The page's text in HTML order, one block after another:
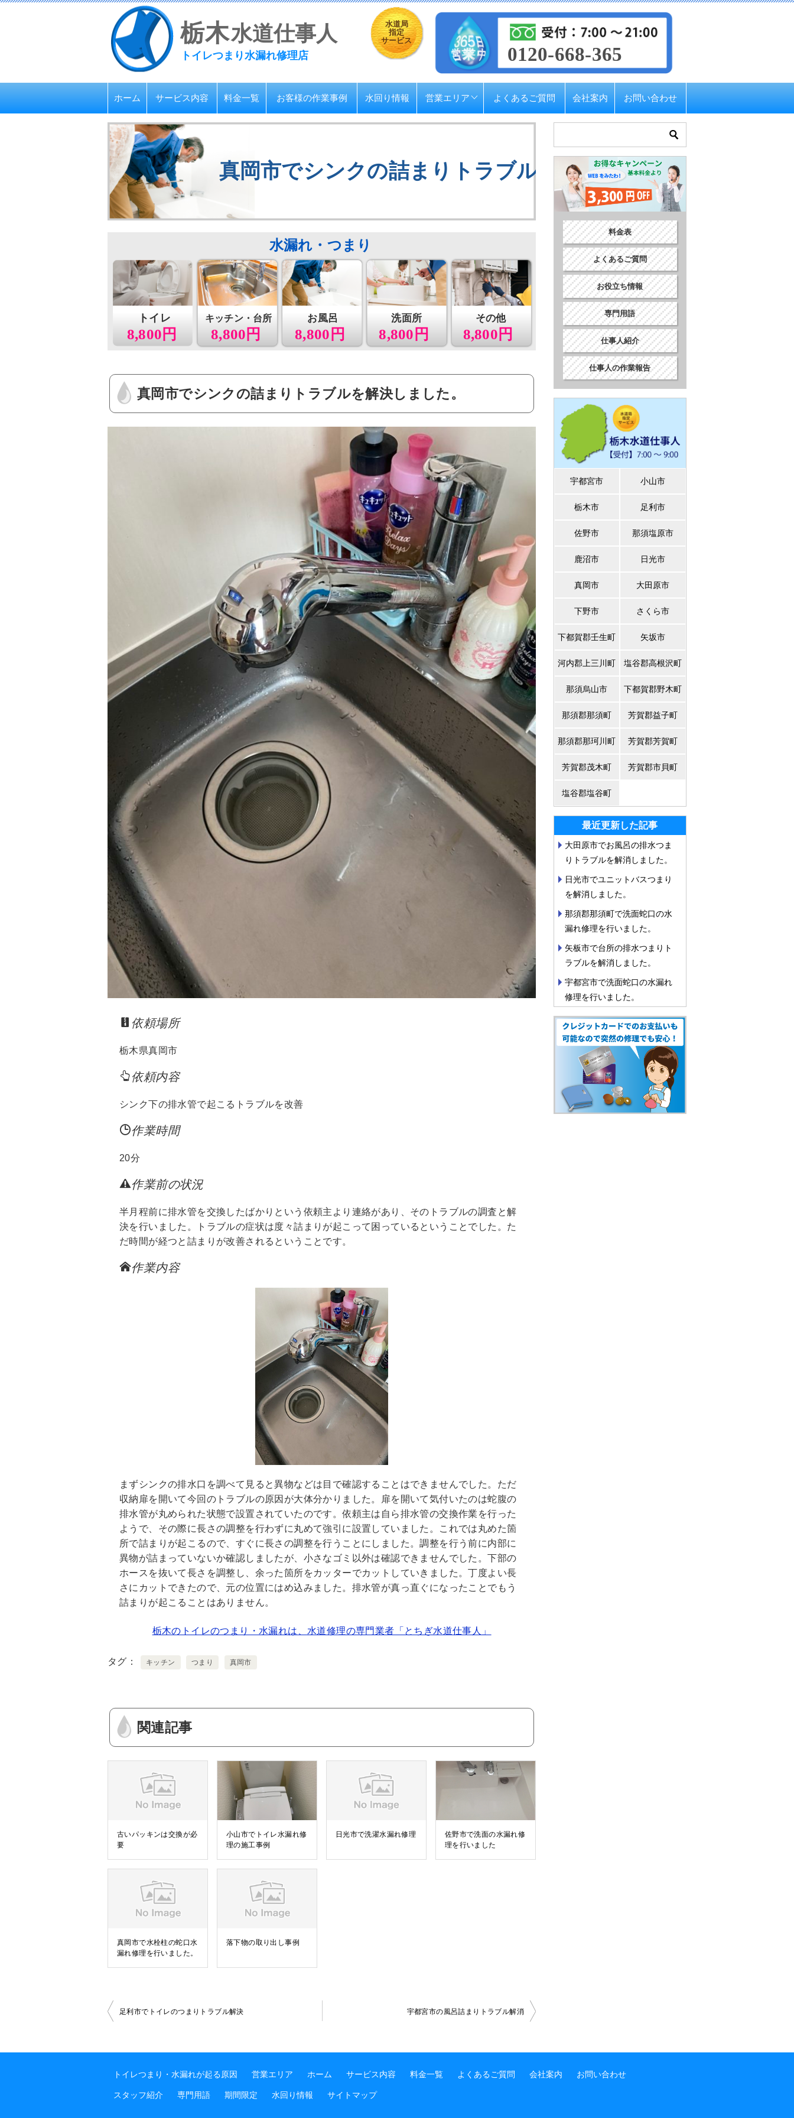
栃木水道仕事人
トイレつまり水漏れ修理店
水道局
指定
サービス
0120-668-365
ホーム サービス内容 料金一覧 お客様の作業事例 水回り情報 営業エリア よくあるご質問 会社案内 お問い合わせ
真岡市でシンクの詰まりトラブルを解決しました。
8,800円
トイレ
8,800円
キッチン・台所 お風呂
8,800円
洗面所
8,800円
その他
8,800円
水漏れ・つまり
真岡市でシンクの詰まりトラブルを解決しました。
依頼場所
栃木県真岡市
依頼内容
シンク下の排水管で起こるトラブルを改善
作業時間
20分
作業前の状況
半月程前に排水管を交換したばかりという依頼主より連絡があり、そのトラブルの調査と解
決を行いました。トラブルの症状は度々詰まりが起こって困っているということでした。た
だ時間が経つと詰まりが改善されるということです。
作業内容
まずシンクの排水口を調べて見ると異物などは目で確認することはできませんでした。ただ
収納扉を開いて今回のトラブルの原因が大体分かりました。扉を開いて気付いたのは蛇腹の
排水管が丸められた状態で設置されていたのです。依頼主は自ら排水管の交換作業を行った
ようで、その際に長さの調整を行わずに丸めて強引に設置していました。これでは丸めた箇
所で詰まりが起こるので、すぐに長さの調整を行うことにしました。調整を行う前に内部に
異物が詰まっていないか確認しましたが、小さなゴミ以外は確認できませんでした。下部の
ホースを抜いて長さを調整し、余った箇所をカッターでカットしていきました。丁度よい長
さにカットできたので、元の位置にはめ込みました。排水管が真っ直ぐになったことでもう
詰まりが起こることはありません。
栃木のトイレのつまり・水漏れは、水道修理の専門業者「とちぎ水道仕事人」
タグ キッチン つまり 真岡市
関連記事
古いパッキンは交換が必
要
小山市でトイレ水漏れ修
理の施工事例
日光市で洗濯水漏れ修理
佐野市で洗面の水漏れ修
理を行いました
真岡市で水栓柱の蛇口水
漏れ修理を行いました。
落下物の取り出し事例
ナ
ビ
足利市でトイレのつまりトラブル解決 宇都宮市の風呂詰まりトラブル解消
料金表
よくあるご質問
お役立ち情報
専門用語
仕事人紹介
仕事人の作業報告
宇都宮市 小山市
栃木市 足利市
佐野市 那須塩原市
鹿沼市 日光市
真岡市 大田原市
下野市 さくら市
下都賀郡壬生町 矢坂市
河内郡上三川町 塩谷郡高根沢町
那須烏山市 下都賀郡野木町
那須郡那須町 芳賀郡益子町
那須郡那珂川町 芳賀郡芳賀町
芳賀郡茂木町 芳賀郡市貝町
塩谷郡塩谷町
最近更新した記事
大田原市でお風呂の排水つま
りトラブルを解消しました。
日光市でユニットバスつまり
を解消しました。
那須郡那須町で洗面蛇口の水
漏れ修理を行いました。
矢板市で台所の排水つまりト
ラブルを解消しました。
宇都宮市で洗面蛇口の水漏れ
修理を行いました。
トイレつまり・水漏れが起る原因 営業エリア ホーム サービス内容 料金一覧 よくあるご質問 会社案内 お問い合わせ
スタッフ紹介 専門用語 期間限定 水回り情報 サイトマップ